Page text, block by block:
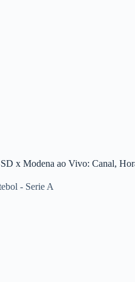
x Modena ao Vivo: Canal,
- Serie A